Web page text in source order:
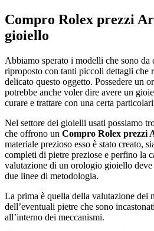
Compro Rolex prezzi
gioiello
Abbiamo sperato i modelli che sono da
riproposto con tanti piccoli dettagli che
delicato questo oggetto. Possedere un
potrebbe anche voler dire avere un
curare e trattare con una certa
Nel settore dei gioielli usati possiamo
che offrono un Compro Rolex prezzi
materiale prezioso esso è stato creato,
completi di pietre preziose e perfino la
valutazione di un orologio gioiello deve
due linee di metodologia.
La prima è quella della valutazione dei
dell’eventuali pietre che sono
all’interno dei meccanismi.